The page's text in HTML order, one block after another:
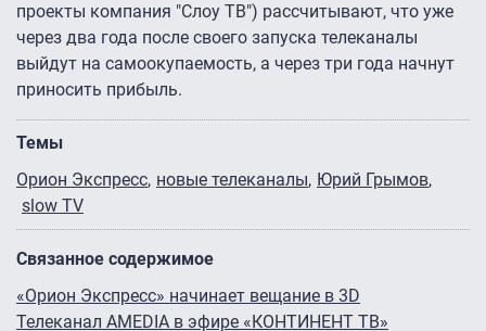
проекты компания "Слоу ТВ") рассчитывают, что уже
через два года после своего запуска телеканалы
выйдут на самоокупаемость, а через три года начнут
приносить прибыль.
Темы
Орион Экспресс новые телеканалы
Юрий Грымов
slow TV
Связанное содержимое
«Орион Экспресс» начинает вещание в 3D
Телеканал AMEDIA в эфире «КОНТИНЕНТ ТВ»